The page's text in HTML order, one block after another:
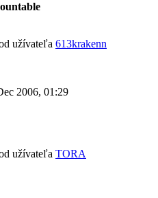
užívateľa 613krakenn
2006, 01:29
užívateľa TORA